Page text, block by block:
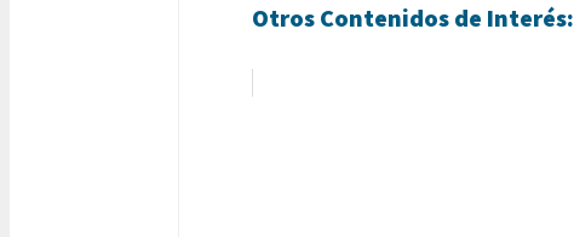
Otros Contenidos de Interés: